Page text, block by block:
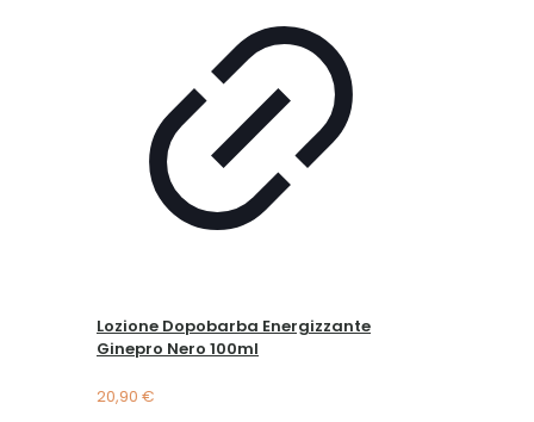
Lozione Dopobarba Energizzante
Ginepro Nero 100ml
20,90 €